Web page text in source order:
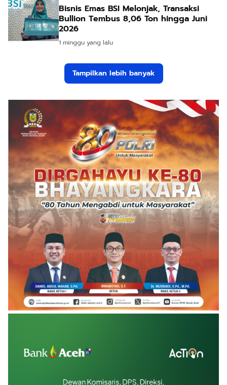
Bisnis Emas BSI Melonjak, Transaksi
Bullion Tembus 8,06 Ton hingga Juni
2026
1 minggu yang lalu
Tampilkan lebih banyak